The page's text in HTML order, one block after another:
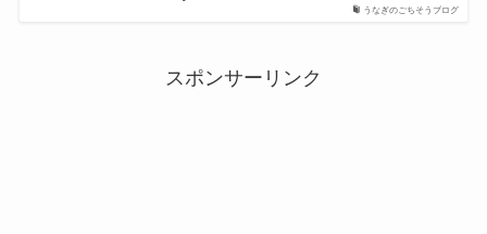
うなぎのごちそうブログ
スポンサーリンク